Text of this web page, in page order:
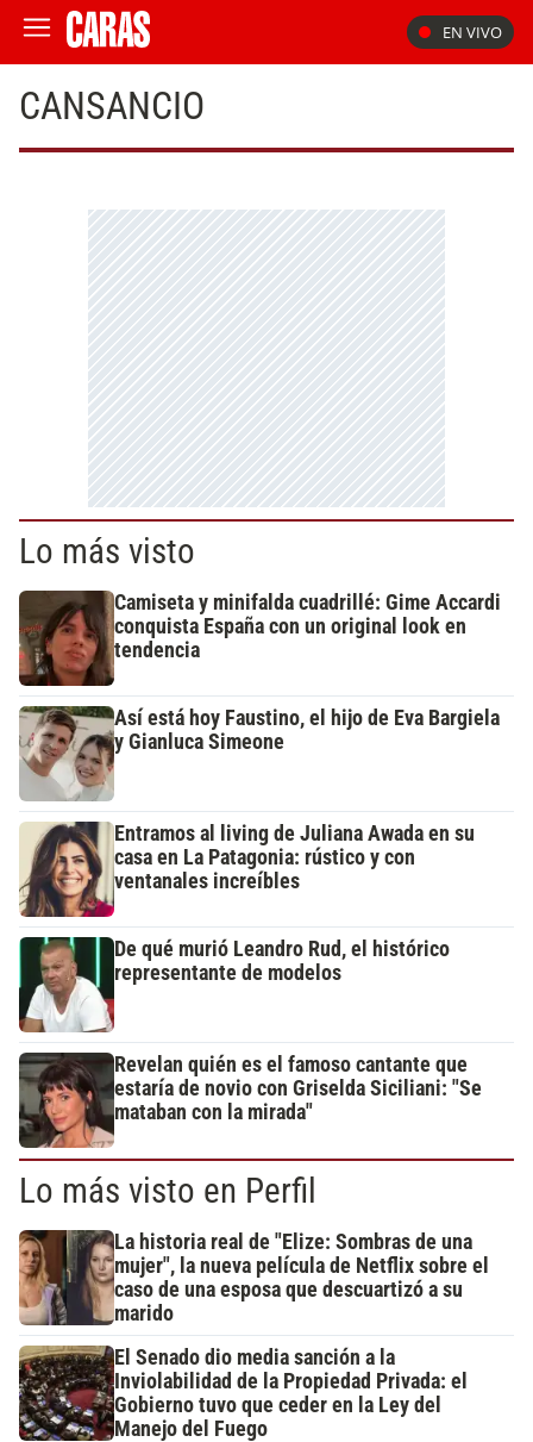
EN VIVO
CANSANCIO
Lo más visto
Camiseta y minifalda cuadrillé: Gime Accardi
conquista España con un original look en
tendencia
Así está hoy Faustino, el hijo de Eva Bargiela
y Gianluca Simeone
Entramos al living de Juliana Awada en su
casa en La Patagonia: rústico y con
ventanales increíbles
De qué murió Leandro Rud, el histórico
representante de modelos
Revelan quién es el famoso cantante que
estaría de novio con Griselda Siciliani: "Se
mataban con la mirada"
Lo más visto en Perfil
La historia real de "Elize: Sombras de una
mujer", la nueva película de Netflix sobre el
caso de una esposa que descuartizó a su
marido
El Senado dio media sanción a la
Inviolabilidad de la Propiedad Privada: el
Gobierno tuvo que ceder en la Ley del
Manejo del Fuego